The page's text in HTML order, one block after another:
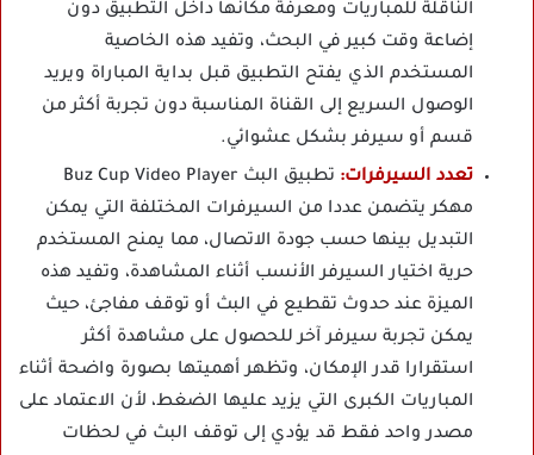
الناقلة للمباريات ومعرفة مكانها داخل التطبيق دون
إضاعة وقت كبير في البحث، وتفيد هذه الخاصية
المستخدم الذي يفتح التطبيق قبل بداية المباراة ويريد
الوصول السريع إلى القناة المناسبة دون تجربة أكثر من
قسم أو سيرفر بشكل عشوائي.
تعدد السيرفرات:
تطبيق البث Buz Cup Video Player
مهكر يتضمن عددا من السيرفرات المختلفة التي يمكن
التبديل بينها حسب جودة الاتصال، مما يمنح المستخدم
حرية اختيار السيرفر الأنسب أثناء المشاهدة، وتفيد هذه
الميزة عند حدوث تقطيع في البث أو توقف مفاجئ، حيث
يمكن تجربة سيرفر آخر للحصول على مشاهدة أكثر
استقرارا قدر الإمكان، وتظهر أهميتها بصورة واضحة أثناء
المباريات الكبرى التي يزيد عليها الضغط، لأن الاعتماد على
مصدر واحد فقط قد يؤدي إلى توقف البث في لحظات